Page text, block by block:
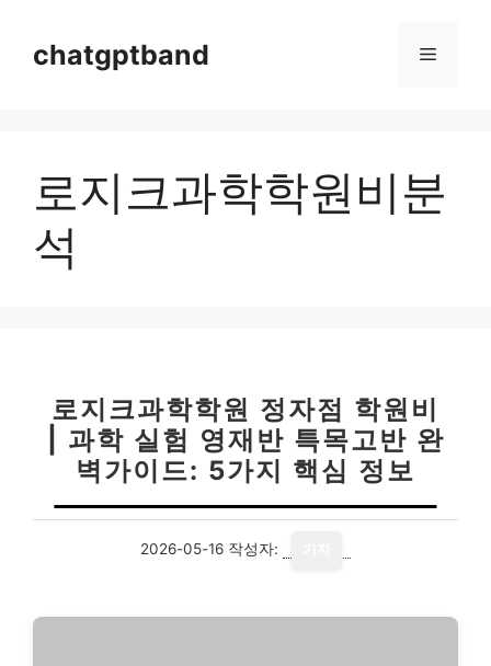
chatgptband 메
로지크과학학원비분
석
로지크과학학원 정자점 학원비
| 과학 실험 영재반 특목고반 완
벽가이드: 5가지 핵심 정보
2026-05-16 작성자: